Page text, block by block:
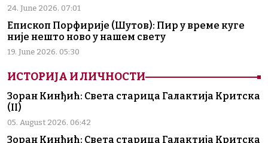
24. June 2026. 07:01
Епископ Порфирије (Шутов): Пир у време куге
није нешто ново у нашем свету
19. June 2026. 05:30
ИСТОРИЈА И ЛИЧНОСТИ
Зоран Кинђић: Света старица Галактија Критска
(II)
05. August 2026. 06:42
Зоран Кинђић: Света старица Галактија Критска